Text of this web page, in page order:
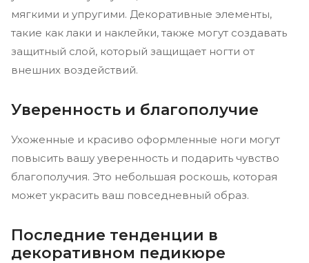
мягкими и упругими. Декоративные элементы,
такие как лаки и наклейки, также могут создавать
защитный слой, который защищает ногти от
внешних воздействий.
Уверенность и благополучие
Ухоженные и красиво оформленные ноги могут
повысить вашу уверенность и подарить чувство
благополучия. Это небольшая роскошь, которая
может украсить ваш повседневный образ.
Последние тенденции в
декоративном педикюре